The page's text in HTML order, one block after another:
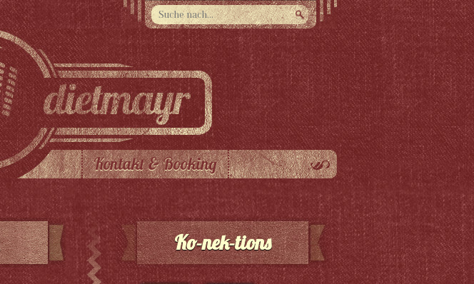
Kontakt & Booking
Ko-nek-tions